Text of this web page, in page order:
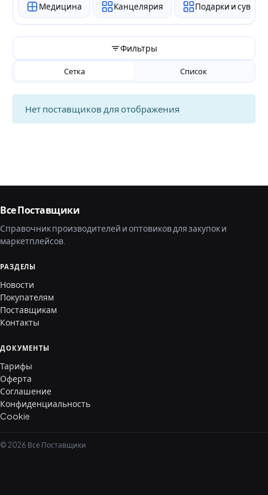
Медицина Канцелярия Подарки и
Фильтры
Сетка Список
Нет поставщиков для отображения
Все Поставщики
Справочник производителей и оптовиков для закупок и
маркетплейсов.
РАЗДЕЛЫ
Новости
Покупателям
Поставщикам
Контакты
ДОКУМЕНТЫ
Тарифы
Оферта
Соглашение
Конфиденциальность
Cookie
© 2026 Все Поставщики